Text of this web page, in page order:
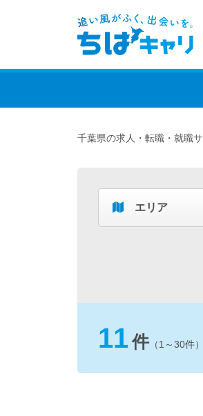
千葉県の求人・転職・就職
エリア
11件（1～30件）